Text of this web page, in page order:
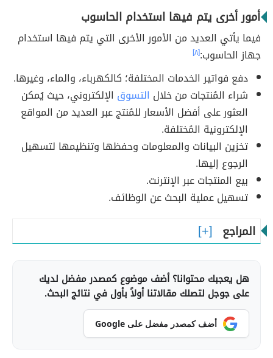
أمور أخرى يتم فيها استخدام الحاسوب
فيما يأتي العديد من الأمور الأخرى التي يتم فيها استخدام
جهاز الحاسوب:[٨]
دفع فواتير الخدمات المختلفة؛ كالكهرباء، والماء، وغيرها.
شراء المُنتجات من خلال التسوق الإلكتروني، حيث يُمكن
العثور على أفضل الأسعار للمُنتج عبر العديد من المواقع
الإلكترونية المُختلفة.
تخزين البيانات والمعلومات وحفظها وتنظيمها لتسهيل
الرجوع إليها.
بيع المنتجات عبر الإنترنت.
تسهيل عملية البحث عن الوظائف.
المراجع
هل يعجبك محتوانا؟ أضف موضوع كمصدر مفضل لديك
على جوجل لتصلك مقالاتنا أولاً بأول في نتائج البحث.
أضف كمصدر مفضل على Google